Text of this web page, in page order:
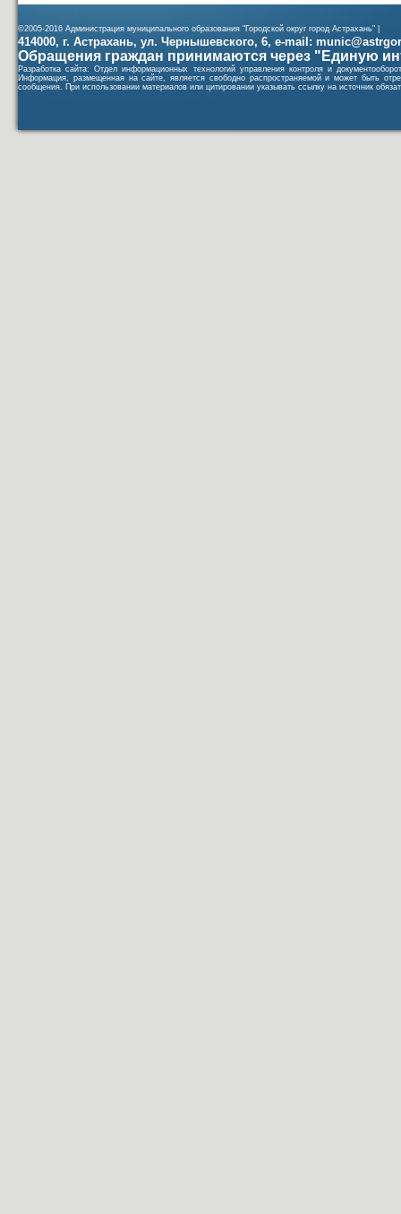
©2005-2016 Администрация муниципального образования "Городской округ город Астрахань" |
414000, г. Астрахань, ул. Чернышевского, 6, e-mail:
Обращения граждан принимаются через "Единую
Разработка сайта: Отдел информационных технологий управления контроля и
Информация, размещенная на сайте, является свободно распространяемой и может быть
сообщения. При использовании материалов или цитировании указывать ссылку на источник